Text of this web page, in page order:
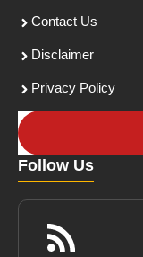
Contact Us
Disclaimer
Privacy Policy
Follow Us